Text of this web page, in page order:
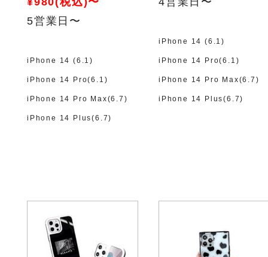
5営業日〜
iPhone 14 (6.1)
iPhone 14 Pro(6.1)
iPhone 14 Pro Max(6.7)
iPhone 14 Plus(6.7)
iPhone 14 (6.1)
iPhone 14 Pro(6.1)
iPhone 14 Pro Max(6.7)
iPhone 14 Plus(6.7)